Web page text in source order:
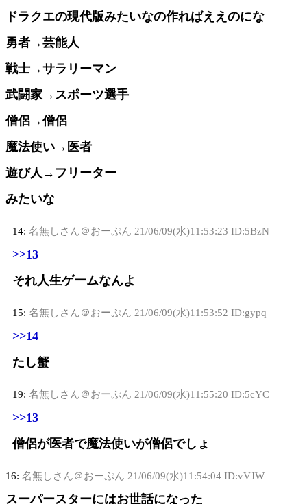
ドラクエの現代版みたいなの作ればええのにな
勇者→芸能人
戦士→サラリーマン
武闘家→スポーツ選手
僧侶→僧侶
魔法使い→医者
遊び人→フリーター
みたいな
14: 名無しさん＠おーぷん 21/06/09(水)11:53:23 ID:5BzN
>>13
それ人生ゲームなんよ
15: 名無しさん＠おーぷん 21/06/09(水)11:53:52 ID:gypq
>>14
たし蟹
19: 名無しさん＠おーぷん 21/06/09(水)11:55:20 ID:5cYC
>>13
僧侶が医者で魔法使いが僧侶でしょ
16: 名無しさん＠おーぷん 21/06/09(水)11:54:04 ID:vVJW
スーパースターにはお世話になった